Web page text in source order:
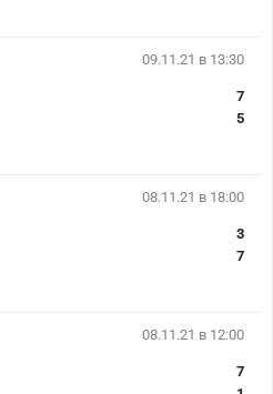
09.11.21 в 13:30
7
5
08.11.21 в 18:00
3
7
08.11.21 в 12:00
7